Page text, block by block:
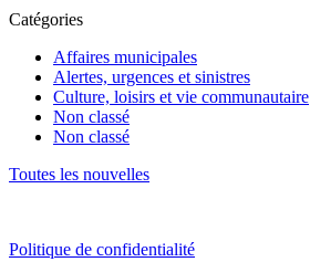
Catégories
Affaires municipales
Alertes, urgences et sinistres
Culture, loisirs et vie communautaire
Non classé
Non classé
Toutes les nouvelles
Politique de confidentialité